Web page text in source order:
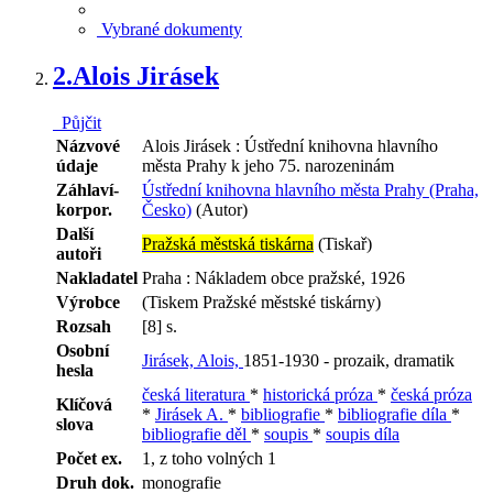
Vybrané dokumenty
2.Alois Jirásek
Půjčit
Názvové
údaje
Alois Jirásek : Ústřední knihovna hlavního
města Prahy k jeho 75. narozeninám
Záhlaví-
korpor.
Ústřední knihovna hlavního města Prahy (Praha,
Česko) (Autor)
Další
autoři
Pražská městská tiskárna (Tiskař)
Nakladatel Praha : Nákladem obce pražské, 1926
Výrobce
(Tiskem Pražské městské tiskárny)
Rozsah
[8] s.
Osobní
hesla
Jirásek, Alois, 1851-1930 - prozaik, dramatik
Klíčová
slova
česká literatura * historická próza * česká próza
* Jirásek A. * bibliografie * bibliografie díla *
bibliografie děl * soupis * soupis díla
Počet ex.
1, z toho volných 1
Druh dok. monografie